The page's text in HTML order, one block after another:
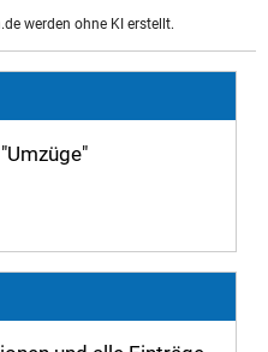
werden ohne KI erstellt.